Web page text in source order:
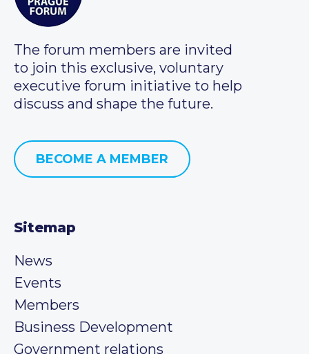
The forum members are invited
to join this exclusive, voluntary
executive forum initiative to help
discuss and shape the future.
BECOME A MEMBER
Sitemap
News
Events
Members
Business Development
Government relations